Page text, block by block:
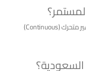
اليدوي مناسب للكميات الصغيرة، بينما التلحيم بسير متحرك (Continuous)